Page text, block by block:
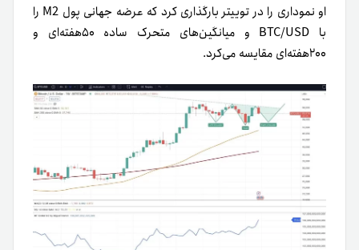
او نموداری را در توییتر بارگذاری کرد که عرضه جهانی پول M2 را
با BTC/USD و میانگین‌های متحرک ساده ۵۰هفته‌ای و
۲۰۰هفته‌ای مقایسه می‌کرد.